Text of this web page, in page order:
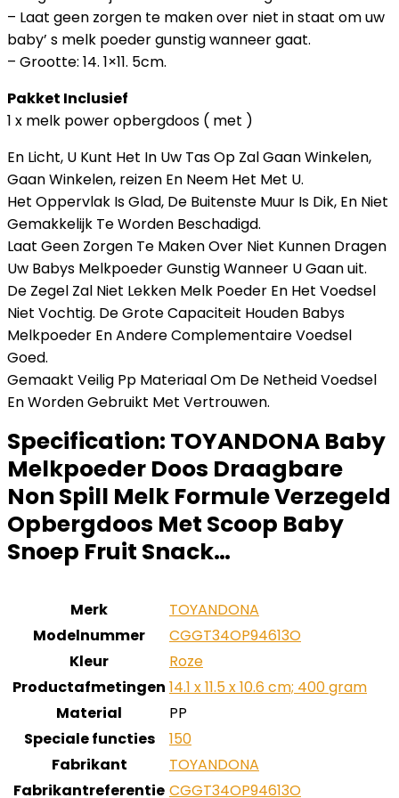
– Laat geen zorgen te maken over niet in staat om uw
baby’ s melk poeder gunstig wanneer gaat.
– Grootte: 14. 1×11. 5cm.
Pakket Inclusief
1 x melk power opbergdoos ( met )
En Licht, U Kunt Het In Uw Tas Op Zal Gaan Winkelen,
Gaan Winkelen, reizen En Neem Het Met U.
Het Oppervlak Is Glad, De Buitenste Muur Is Dik, En Niet
Gemakkelijk Te Worden Beschadigd.
Laat Geen Zorgen Te Maken Over Niet Kunnen Dragen
Uw Babys Melkpoeder Gunstig Wanneer U Gaan uit.
De Zegel Zal Niet Lekken Melk Poeder En Het Voedsel
Niet Vochtig. De Grote Capaciteit Houden Babys
Melkpoeder En Andere Complementaire Voedsel
Goed.
Gemaakt Veilig Pp Materiaal Om De Netheid Voedsel
En Worden Gebruikt Met Vertrouwen.
Specification: TOYANDONA Baby
Melkpoeder Doos Draagbare
Non Spill Melk Formule Verzegeld
Opbergdoos Met Scoop Baby
Snoep Fruit Snack…
Merk
‎TOYANDONA
Modelnummer
‎CGGT34OP94613O
Kleur
‎Roze
Productafmetingen ‎14.1 x 11.5 x 10.6 cm; 400 gram
Material
‎PP
Speciale functies
‎150
Fabrikant
‎TOYANDONA
Fabrikantreferentie ‎CGGT34OP94613O